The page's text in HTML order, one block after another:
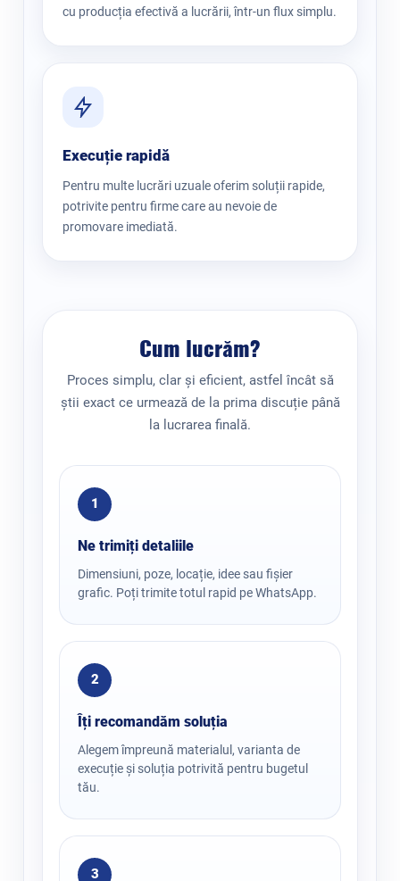
cu producția efectivă a lucrării, într-un flux simplu.
Execuție rapidă
Pentru multe lucrări uzuale oferim soluții rapide,
potrivite pentru firme care au nevoie de
promovare imediată.
Cum lucrăm?
Proces simplu, clar și eficient, astfel încât să
știi exact ce urmează de la prima discuție până
la lucrarea finală.
1
Ne trimiți detaliile
Dimensiuni, poze, locație, idee sau fișier
grafic. Poți trimite totul rapid pe WhatsApp.
2
Îți recomandăm soluția
Alegem împreună materialul, varianta de
execuție și soluția potrivită pentru bugetul
tău.
3